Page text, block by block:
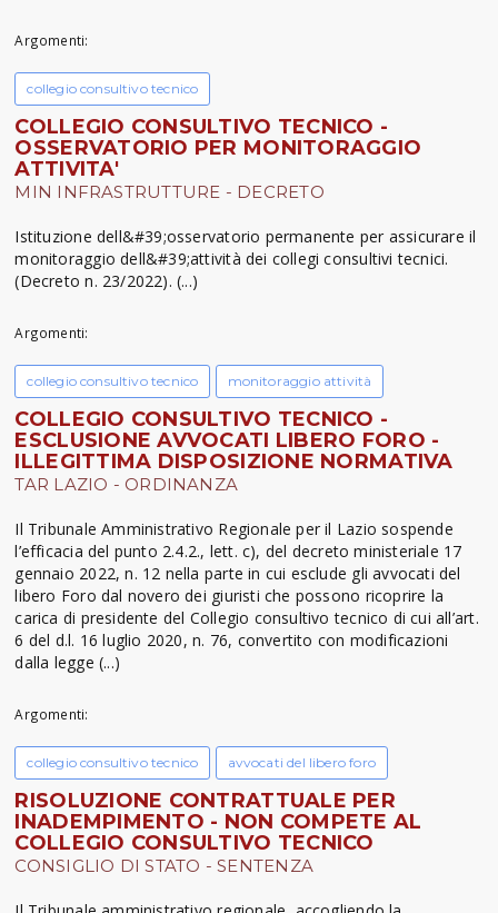
Argomenti:
collegio consultivo tecnico
COLLEGIO CONSULTIVO TECNICO -
OSSERVATORIO PER MONITORAGGIO
ATTIVITA'
MIN INFRASTRUTTURE - DECRETO
Istituzione dell&#39;osservatorio permanente per assicurare il
monitoraggio dell&#39;attività dei collegi consultivi tecnici.
(Decreto n. 23/2022). (...)
Argomenti:
collegio consultivo tecnico monitoraggio attività
COLLEGIO CONSULTIVO TECNICO -
ESCLUSIONE AVVOCATI LIBERO FORO -
ILLEGITTIMA DISPOSIZIONE NORMATIVA
TAR LAZIO - ORDINANZA
Il Tribunale Amministrativo Regionale per il Lazio sospende
l’efficacia del punto 2.4.2., lett. c), del decreto ministeriale 17
gennaio 2022, n. 12 nella parte in cui esclude gli avvocati del
libero Foro dal novero dei giuristi che possono ricoprire la
carica di presidente del Collegio consultivo tecnico di cui all’art.
6 del d.l. 16 luglio 2020, n. 76, convertito con modificazioni
dalla legge (...)
Argomenti:
collegio consultivo tecnico avvocati del libero foro
RISOLUZIONE CONTRATTUALE PER
INADEMPIMENTO - NON COMPETE AL
COLLEGIO CONSULTIVO TECNICO
CONSIGLIO DI STATO - SENTENZA